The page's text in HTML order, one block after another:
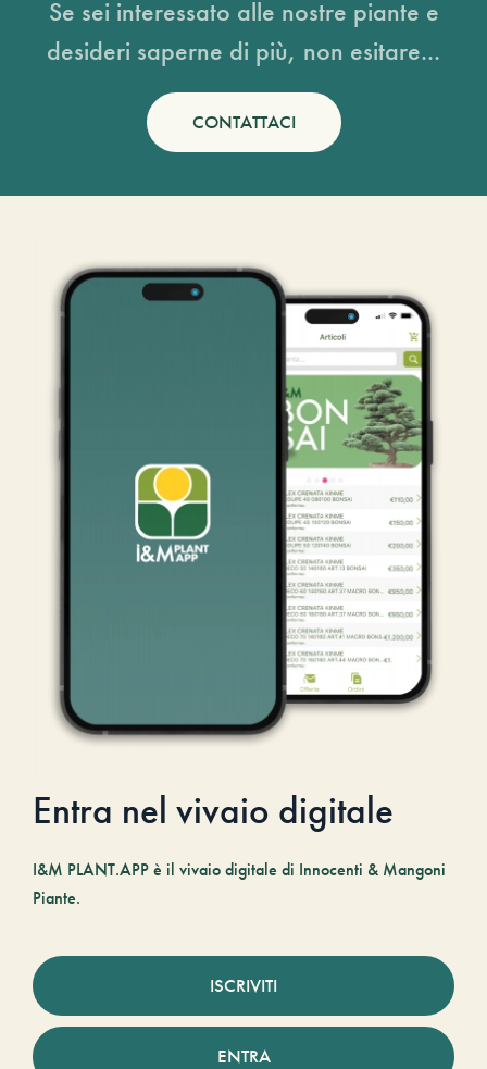
Se sei interessato alle nostre piante e
desideri saperne di più, non esitare...
CONTATTACI
Entra nel vivaio digitale
I&M PLANT.APP è il vivaio digitale di Innocenti & Mangoni
Piante.
ISCRIVITI
ENTRA